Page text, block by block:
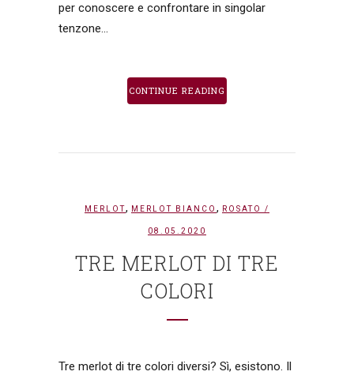
per conoscere e confrontare in singolar
tenzone...
CONTINUE READING
MERLOT, MERLOT BIANCO , ROSATO /
08.05.2020
TRE MERLOT DI TRE
COLORI
Tre merlot di tre colori diversi? Sì, esistono. Il